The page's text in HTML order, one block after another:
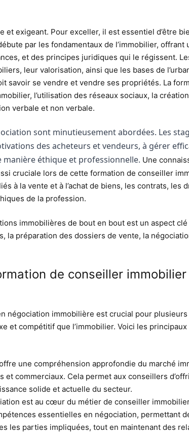
et exigeant. Pour exceller, il est essentiel d’être
par les fondamentaux de l’immobilier, offrant
et des principes juridiques qui le régissent.
leur valorisation, ainsi que les bases de
savoir se vendre et vendre ses propriétés. La
l’utilisation des réseaux sociaux, la création
verbale et non verbale.
sont minutieusement abordées. Les
des acheteurs et vendeurs, à gérer
éthique et professionnelle. Une
cruciale lors de cette formation de conseiller
à la vente et à l’achat de biens, les contrats, les
de la profession.
immobilières de bout en bout est un aspect
la préparation des dossiers de vente, la
de conseiller immobilier
négociation immobilière est crucial pour plusieurs
et compétitif que l’immobilier. Voici les principaux
une compréhension approfondie du marché
commerciaux. Cela permet aux conseillers
solide et actuelle du secteur.
est au cœur du métier de conseiller
essentielles en négociation, permettant
les parties impliquées, tout en maintenant des